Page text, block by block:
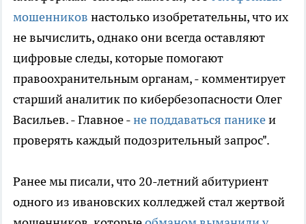
мошенников настолько изобретательны, что их
не вычислить, однако они всегда оставляют
цифровые следы, которые помогают
правоохранительным органам, - комментирует
старший аналитик по кибербезопасности Олег
Васильев. - Главное -не поддаваться паникеи
проверять каждый подозрительный запрос".
Ранее мы писали, что 20-летний абитуриент
одного из ивановских колледжей стал жертвой